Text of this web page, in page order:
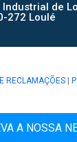
de
272 Loulé
RECLAMAÇÕES
A NOSSA